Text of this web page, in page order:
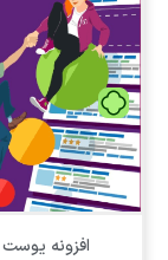
افزونه